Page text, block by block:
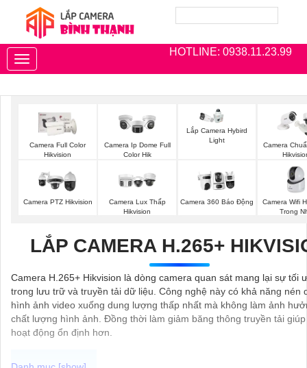
HOTLINE: 0938.11.23.99
Toggle
navigation
Camera Full Color
Hikvision
Camera Ip Dome Full
Color Hik
Lắp Camera Hybird
Light
Camera
Camera PTZ Hikvision
Camera Lux Thấp
Hikvision
Camera 360 Báo Động
Camera Wifi
Trong
LẮP CAMERA H.265+
Camera H.265+ Hikvision là dòng camera quan sát mang lại sự tối
trong lưu trữ và truyền tải dữ liệu. Công nghệ này có khả năng nén
hình ảnh video xuống dung lượng thấp nhất mà không làm ảnh
chất lượng hình ảnh. Đồng thời làm giảm băng thông truyền tải
hoạt động ổn định hơn.